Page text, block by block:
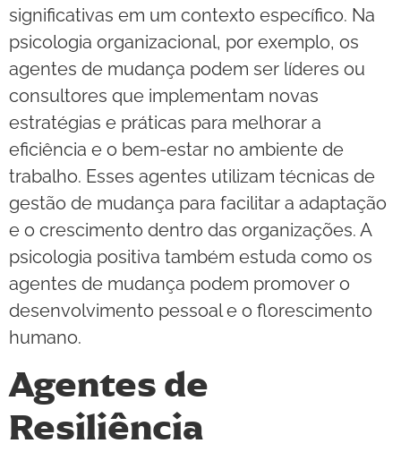
significativas em um contexto específico. Na
psicologia organizacional, por exemplo, os
agentes de mudança podem ser líderes ou
consultores que implementam novas
estratégias e práticas para melhorar a
eficiência e o bem-estar no ambiente de
trabalho. Esses agentes utilizam técnicas de
gestão de mudança para facilitar a adaptação
e o crescimento dentro das organizações. A
psicologia positiva também estuda como os
agentes de mudança podem promover o
desenvolvimento pessoal e o florescimento
humano.
Agentes de
Resiliência